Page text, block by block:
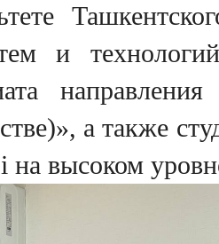
и
а также
на высоком